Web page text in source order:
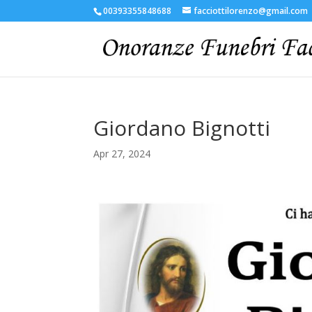
00393355848688 facciottilorenzo@gmail.com
Giordano Bignotti
Apr 27, 2024